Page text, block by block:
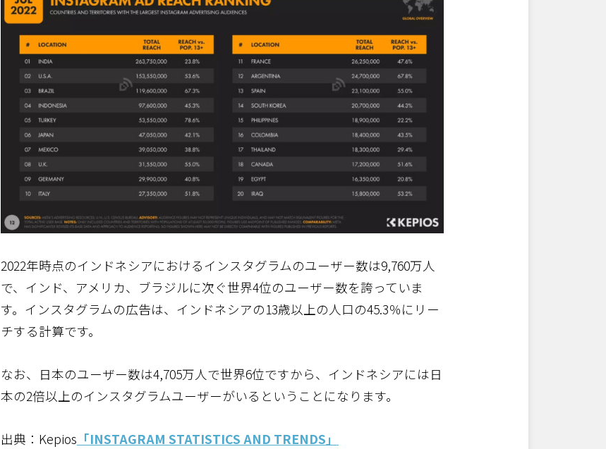
2022年時点のインドネシアにおけるインスタグラムのユーザー数は9,760万人
で、インド、アメリカ、ブラジルに次ぐ世界4位のユーザー数を誇っていま
す。インスタグラムの広告は、インドネシアの13歳以上の人口の45.3％にリー
チする計算です。
なお、日本のユーザー数は4,705万人で世界6位ですから、インドネシアには日
本の2倍以上のインスタグラムユーザーがいるということになります。
出典：Kepios 「INSTAGRAM STATISTICS AND TRENDS」